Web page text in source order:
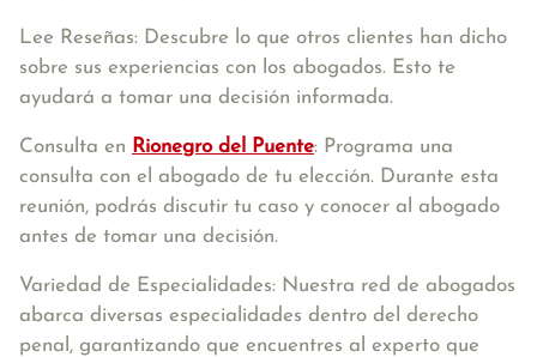
Lee Reseñas: Descubre lo que otros clientes han dicho
sobre sus experiencias con los abogados. Esto te
ayudará a tomar una decisión informada.
Consulta en Rionegro del Puente: Programa una
consulta con el abogado de tu elección. Durante esta
reunión, podrás discutir tu caso y conocer al abogado
antes de tomar una decisión.
Variedad de Especialidades: Nuestra red de abogados
abarca diversas especialidades dentro del derecho
penal, garantizando que encuentres al experto que